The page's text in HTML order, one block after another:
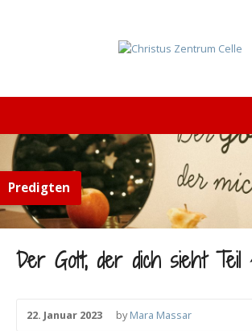
Predigten
Der Gott, der dich sieht Teil
22. Januar 2023 byMara Massar